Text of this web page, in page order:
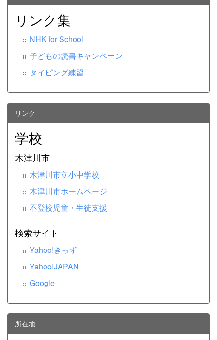
リンク集
NHK for School
子どもの読書キャンペーン
タイピング練習
リンク
学校
木津川市
木津川市立小中学校
木津川市ホームページ
不登校児童・生徒支援
検索サイト
Yahoo!きっず
Yahoo!JAPAN
Google
所在地